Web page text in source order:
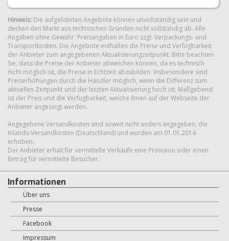
Hinweis: Die aufgelisteten Angebote können unvollständig sein und
decken den Markt aus technischen Gründen nicht vollständig ab. Alle
Angaben ohne Gewähr. Preisangaben in Euro zzgl. Verpackungs- und
Transportkosten. Die Angebote enthalten die Preise und Verfügbarkeit
der Anbieter zum angegebenen Aktualisierungzeitpunkt. Bitte beachten
Sie, dass die Preise der Anbieter abweichen können, da es technisch
nicht möglich ist, die Preise in Echtzeit abzubilden. Insbesondere sind
Preiserhöhungen durch die Händler möglich, wenn die Differenz zum
aktuellen Zeitpunkt und der letzten Aktualisierung hoch ist. Maßgebend
ist der Preis und die Verfügbarkeit, welche Ihnen auf der Webseite der
Anbieter angezeigt werden.
Angegebene Versandkosten sind soweit nicht anders angegeben, die
Inlands-Versandkosten (Deutschland) und wurden am 01.01.2014
erhoben.
Der Anbieter erhält für vermittelte Verkäufe eine Provision oder einen
Betrag für vermittelte Besucher.
Informationen
Über uns
Presse
Facebook
Impressum